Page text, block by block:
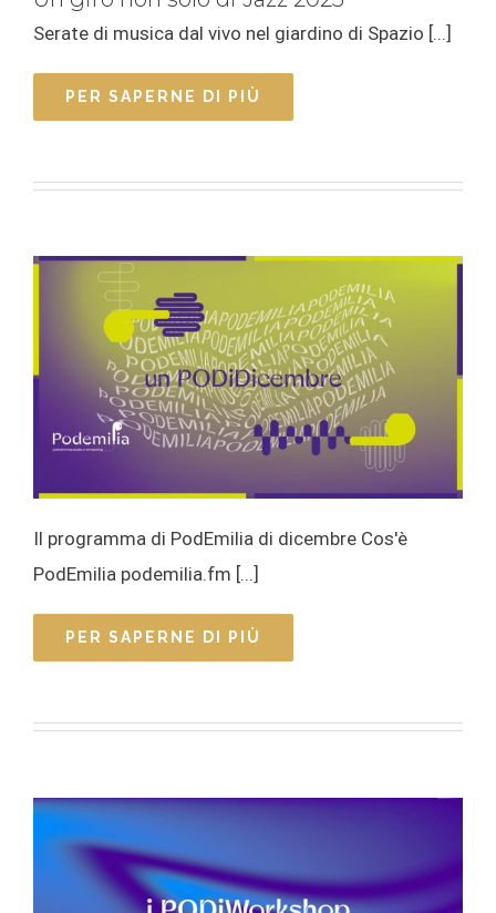
Serate di musica dal vivo nel giardino di Spazio [...]
PER SAPERNE DI PIÙ
Il programma di PodEmilia di dicembre Cos'è
PodEmilia podemilia.fm [...]
PER SAPERNE DI PIÙ